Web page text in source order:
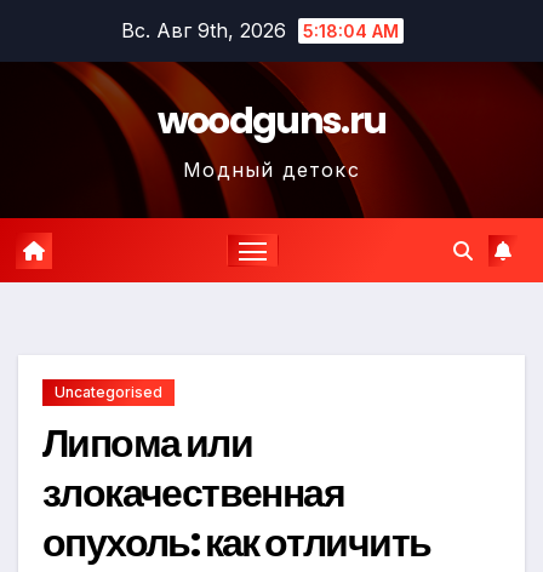
содержимому
Вс. Авг 9th, 2026 5:18:05 AM
woodguns.ru
Модный детокс
Uncategorised
Липома или
злокачественная
опухоль: как отличить